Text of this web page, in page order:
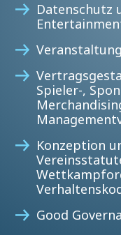
Datenschutz
Spieler-,
Konzeption
Good